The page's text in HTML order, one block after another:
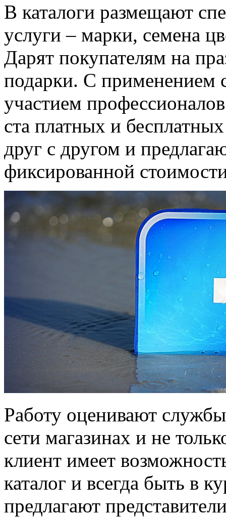
В каталоги размещают
услуги – марки, семена
Дарят покупателям на
подарки. С применением
участием
ста платных и
друг с другом и
фиксированной
Работу оценивают
сети магазинах и не
клиент имеет
каталог и всегда быть в
предлагают